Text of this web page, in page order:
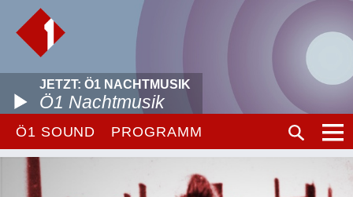
JETZT: Ö1 NACHTMUSIK
Ö1 Nachtmusik
Ö1 SOUND PROGRAMM